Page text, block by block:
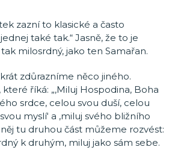
zazní to klasické a často
také tak.“ Jasně, že to je
milosrdný, jako ten Samařan.
zdůrazníme něco jiného.
říká: „‚Miluj Hospodina, Boha
srdce, celou svou duší, celou
myslí‘ a ‚miluj svého bližního
něj tu druhou část můžeme rozvést:
k druhým, miluj jako sám sebe.